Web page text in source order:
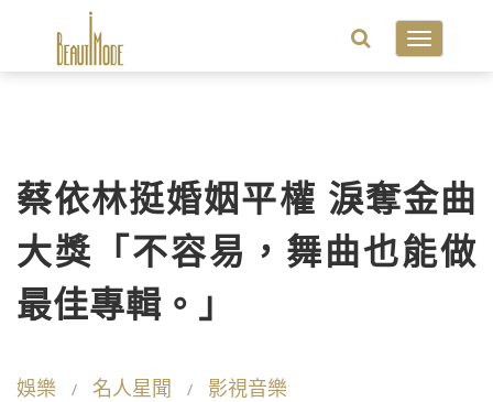
Toggle
蔡依林挺婚姻平權 淚奪金曲
大獎「不容易，舞曲也能做
最佳專輯。」
娛樂 名人星聞 影視音樂